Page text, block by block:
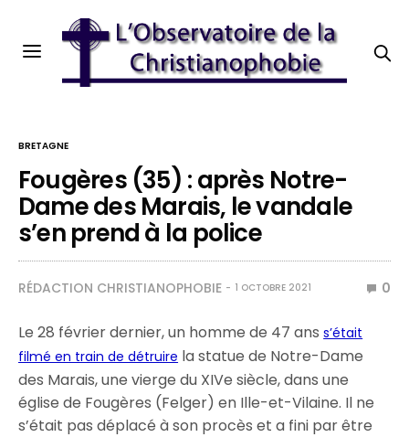
BRETAGNE
Fougères (35) : après Notre-
Dame des Marais, le vandale
s’en prend à la police
RÉDACTION CHRISTIANOPHOBIE 1 OCTOBRE 2021 0
Le 28 février dernier, un homme de 47 anss’était
filmé en train de détruire la statue de Notre-Dame
des Marais, une vierge du XIVe siècle, dans une
église de Fougères (Felger) en Ille-et-Vilaine. Il ne
s’était pas déplacé à son procès et a fini par être